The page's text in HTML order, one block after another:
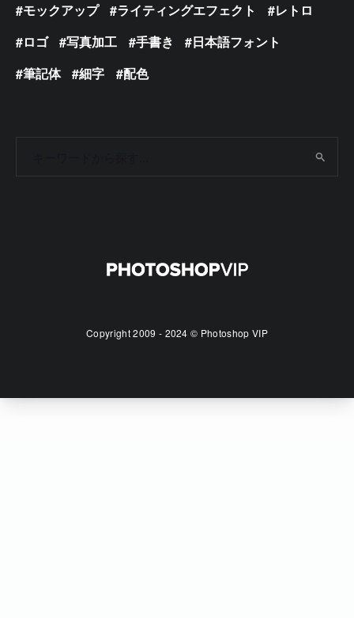
モックアップ
ライティングエフェクト
レトロ
ロゴ
写真加工 手書き
日本語フォント
筆記体
細字 配色
Copyright 2009 - 2024 © Photoshop VIP